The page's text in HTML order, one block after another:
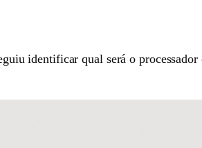
identificar qual será o